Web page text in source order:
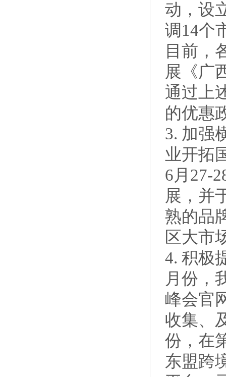
动，设
调14个
目前，
展《广
通过上
的优惠
3. 加强
业开拓
6月27-
展，并
熟的品
区大市
4. 积极
月份，
峰会官
收集、
份，在
东盟跨